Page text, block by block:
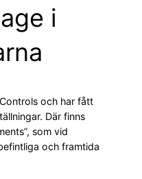
i
och har fått
Där finns
som vid
och framtida